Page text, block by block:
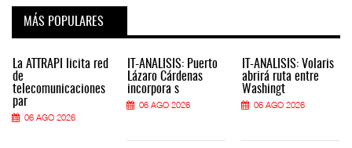
MÁS POPULARES
La ATTRAPI licita red
de
telecomunicaciones
par
06 AGO 2026
IT-ANÁLISIS: Puerto
Lázaro Cárdenas
incorpora s
06 AGO 2026
IT-ANÁLISIS: Volaris
abrirá ruta entre
Washingt
06 AGO 2026